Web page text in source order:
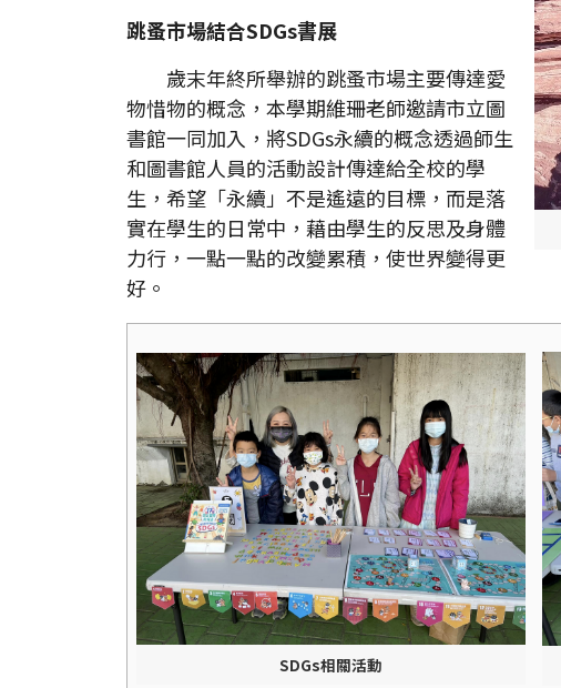
跳蚤市場結合SDGs書展
歲末年終所舉辦的跳蚤市場主要傳達愛
物惜物的概念，本學期維珊老師邀請市立圖
書館一同加入，將SDGs永續的概念透過師生
和圖書館人員的活動設計傳達給全校的學
生，希望「永續」不是遙遠的目標，而是落
實在學生的日常中，藉由學生的反思及身體
力行，一點一點的改變累積，使世界變得更
好。
SDGs相關活動